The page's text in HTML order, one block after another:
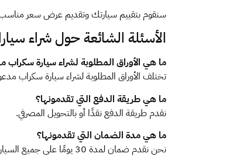
سنقوم بتقييم سيارتك وتقديم عرض سعر
الأسئلة الشائعة حول شراء
ما هي الأوراق المطلوبة لشراء سيارة سكراب
تختلف الأوراق المطلوبة لشراء سيارة سكراب
ما هي طريقة الدفع التي تقدمونها؟
نقدم طريقة الدفع نقدًا أو بالتحويل المصرفي.
ما هي مدة الضمان التي تقدمونها؟
نحن نقدم ضمان لمدة 30 يومًا على جميع السيارات التي نشتريها.